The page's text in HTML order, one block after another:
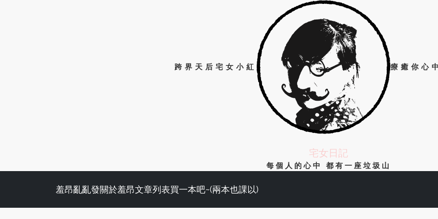
跨界天后宅女小紅 療癒你心
宅女日記
每個人的心中 都有一座垃圾山
羞昂亂亂發關於羞昂文章列表買一本吧~(兩本也課以)